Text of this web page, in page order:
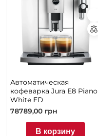
Автоматическая
кофеварка Jura E8 Piano
White ED
78789,00 грн
В корзину